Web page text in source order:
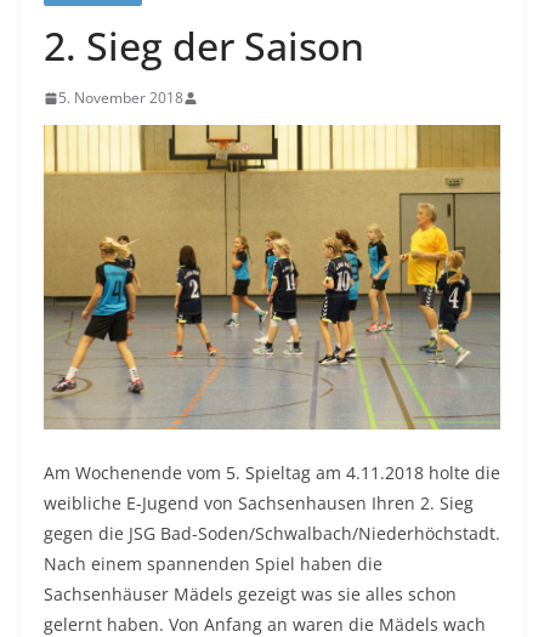
2. Sieg der Saison
5. November 2018
Am Wochenende vom 5. Spieltag am 4.11.2018 holte die
weibliche E-Jugend von Sachsenhausen Ihren 2. Sieg
gegen die JSG Bad-Soden/Schwalbach/Niederhöchstadt.
Nach einem spannenden Spiel haben die
Sachsenhäuser Mädels gezeigt was sie alles schon
gelernt haben. Von Anfang an waren die Mädels wach